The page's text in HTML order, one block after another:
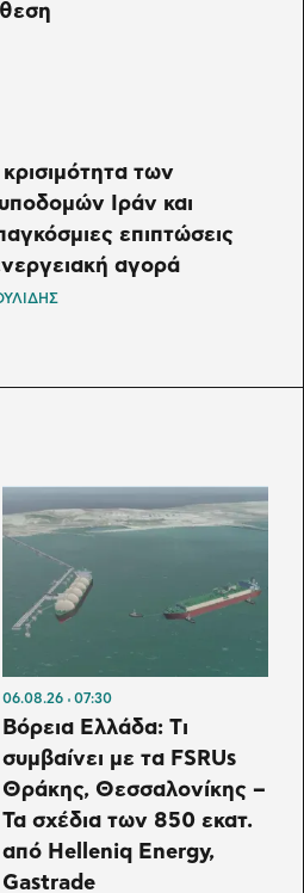
των
Ιράν και
επιπτώσεις
αγορά
06.08.26 07:30
Βόρεια Ελλάδα: Tι
συμβαίνει με τα FSRUs
Θράκης, Θεσσαλονίκης –
Τα σχέδια των 850 εκατ.
από Helleniq Energy,
Gastrade